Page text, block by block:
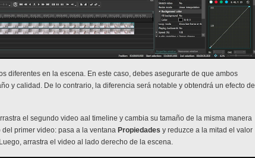
diferentes en la escena. En este caso, debes asegurarte de que ambos
y calidad. De lo contrario, la diferencia será notable y obtendrá un efecto de
el segundo video aal timeline y cambia su tamaño de la misma manera
primer video: pasa a la ventana Propiedades y reduzce a la mitad el valor
arrastra el video al lado derecho de la escena.